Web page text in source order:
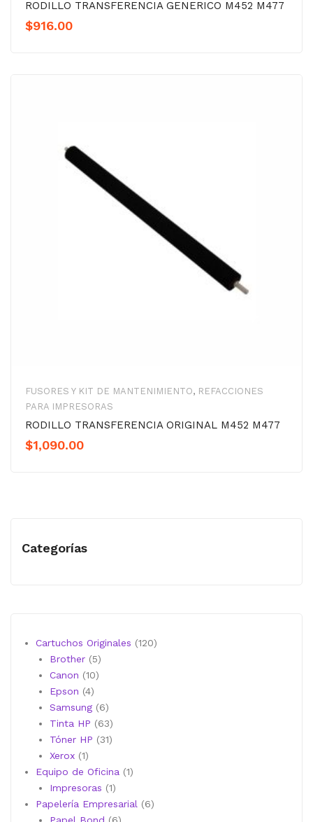
RODILLO TRANSFERENCIA GENERICO M452 M477
$916.00
FUSORES Y KIT DE MANTENIMIENTO, REFACCIONES
PARA IMPRESORAS
RODILLO TRANSFERENCIA ORIGINAL M452 M477
$1,090.00
Categorías
Cartuchos Originales 120120
Brother 55
productos
Canon 1010
Epson 44
productos
Samsung 66
productos
Tinta HP 6363
productos
Tóner HP 3131
Xerox 11
producto
Equipo de Oficina 11
Impresoras 11
producto
Papelería Empresarial 66
6